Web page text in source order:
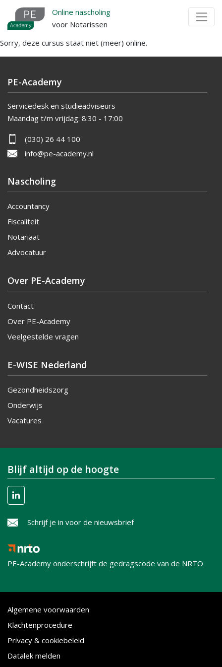
Overslaan
naar
de
inhoud
Online nascholing
voor Notarissen
Sorry, deze cursus staat niet (meer) online.
PE-Academy
Servicedesk en studieadviseurs
Maandag t/m vrijdag: 8:30 - 17:00
(030) 26 44 100
info@pe-academy.nl
Nascholing
Accountancy
Fiscaliteit
Notariaat
Advocatuur
Over PE-Academy
Contact
Over PE-Academy
Veelgestelde vragen
E-WISE Nederland
Gezondheidszorg
Onderwijs
Vacatures
Blijf altijd op de hoogte
Schrijf je in voor de nieuwsbrief
PE-Academy onderschrijft de gedragscode van de NRTO
Algemene voorwaarden
Klachtenprocedure
Privacy & cookiebeleid
Datalek melden